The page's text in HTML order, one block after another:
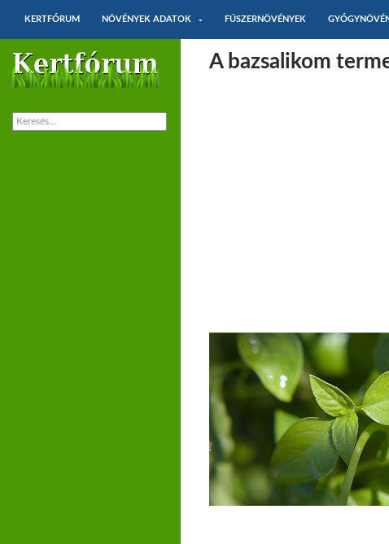
KERTFÓRUM
NÖVÉNYEK ADATOK FŰSZERNÖVÉNYEK
A bazsalikom
Kertfórum.hu
Keresés: